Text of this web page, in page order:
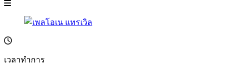
เวลาทำการ